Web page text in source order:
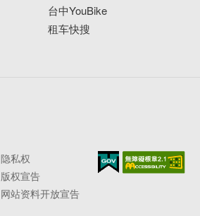
台中YouBike
租车快搜
隐私权
版权宣告
网站资料开放宣告